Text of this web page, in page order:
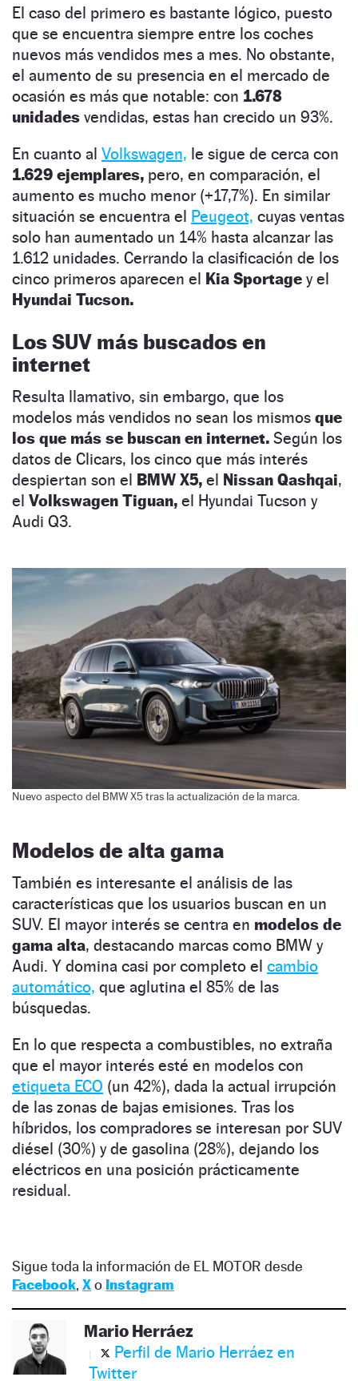
El caso del primero es bastante lógico, puesto
que se encuentra siempre entre los coches
nuevos más vendidos mes a mes. No obstante,
el aumento de su presencia en el mercado de
ocasión es más que notable: con 1.678
unidades vendidas, estas han crecido un 93%.
En cuanto al Volkswagen, le sigue de cerca con
1.629 ejemplares, pero, en comparación, el
aumento es mucho menor (+17,7%). En similar
situación se encuentra el Peugeot, cuyas ventas
solo han aumentado un 14% hasta alcanzar las
1.612 unidades. Cerrando la clasificación de los
cinco primeros aparecen el Kia Sportage y el
Hyundai Tucson.
Los SUV más buscados en
internet
Resulta llamativo, sin embargo, que los
modelos más vendidos no sean los mismos que
los que más se buscan en internet. Según los
datos de Clicars, los cinco que más interés
despiertan son el BMW X5, el Nissan Qashqai,
el Volkswagen Tiguan, el Hyundai Tucson y
Audi Q3.
Nuevo aspecto del BMW X5 tras la actualización de la marca.
Modelos de alta gama
También es interesante el análisis de las
características que los usuarios buscan en un
SUV. El mayor interés se centra en modelos de
gama alta, destacando marcas como BMW y
Audi. Y domina casi por completo el cambio
automático, que aglutina el 85% de las
búsquedas.
En lo que respecta a combustibles, no extraña
que el mayor interés esté en modelos con
etiqueta ECO (un 42%), dada la actual irrupción
de las zonas de bajas emisiones. Tras los
híbridos, los compradores se interesan por SUV
diésel (30%) y de gasolina (28%), dejando los
eléctricos en una posición prácticamente
residual.
Sigue toda la información de EL MOTOR desde
Facebook, Xo Instagram
Mario Herráez
Perfil de Mario Herráez en
Twitter